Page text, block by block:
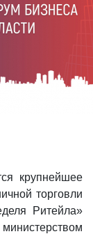
крупнейшее
торговли
Ритейла»